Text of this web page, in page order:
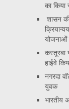
का किया
शासन
योजनाओं
कस्तूरबा
हाईवे
नगरदा
युवक
भारतीय